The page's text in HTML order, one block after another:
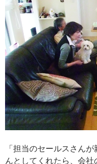
「担当のセールスさん
んとしてくれたら、会